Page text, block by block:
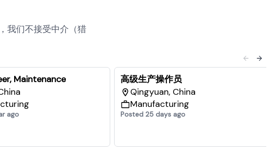
我们不接受中介（猎
Maintenance
ago
高级生产操作员
Qingyuan, China
Manufacturing
Posted 25 days ago